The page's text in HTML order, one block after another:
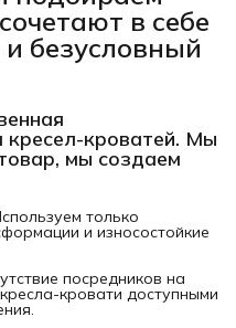
в себе
безусловный
кресел-кроватей. Мы
мы создаем
только
и износостойкие
посредников на
кровати доступными